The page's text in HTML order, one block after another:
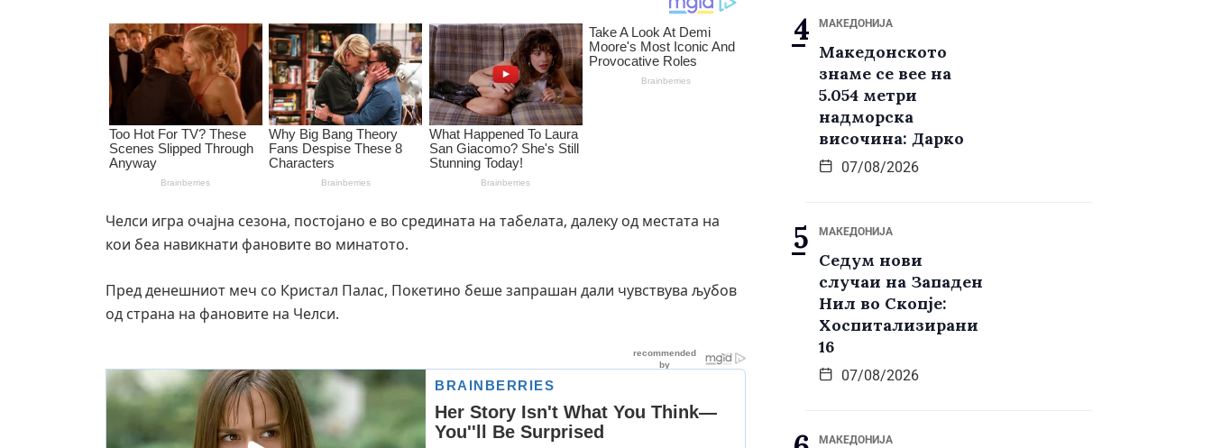
Челси игра очајна сезона, постојано е во средината на табелата, далеку од местата на
кои беа навикнати фановите во минатото.
Пред денешниот меч со Кристал Палас, Покетино беше запрашан дали чувствува љубов
од страна на фановите на Челси.
МАКЕДОНИЈА
Македонското
знаме се вее на
5.054 метри
надморска
височина: Дарко
07/08/2026
МАКЕДОНИЈА
Седум нови
случаи на Западен
Нил во Скопје:
Хоспитализирани
16
07/08/2026
МАКЕДОНИЈА